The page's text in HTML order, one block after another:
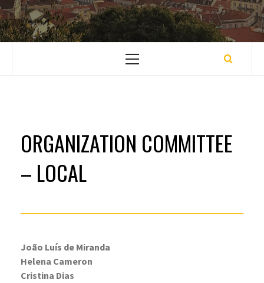
Menu
ORGANIZATION COMMITTEE
– LOCAL
João Luís de Miranda
Helena Cameron
Cristina Dias